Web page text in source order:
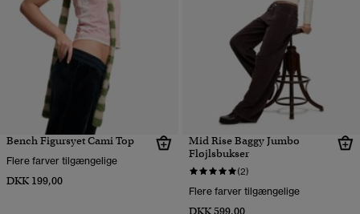
Bench Figursyet Cami Top
Flere farver tilgængelige
DKK 199,00
Mid Rise Baggy Jumbo
Fløjlsbukser
(2)
Flere farver tilgængelige
DKK 599,00